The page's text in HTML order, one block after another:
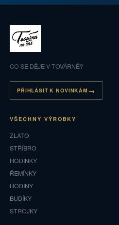
CO SE DĚJE V TOVÁRNĚ?
PŘIHLÁSIT K NOVINKÁM
VŠECHNY VÝROBKY
ZLATO
STŘÍBRO
HODINKY
ŘEMÍNKY
HODINY
BUDÍKY
STROJKY